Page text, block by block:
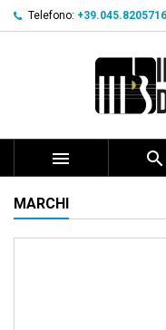
Telefono: +39.045.8205716
 
MARCHI